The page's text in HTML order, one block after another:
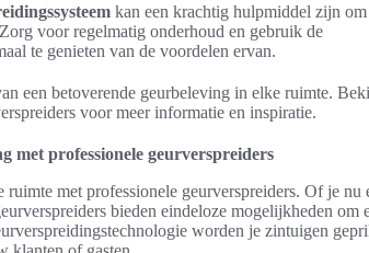
kan een krachtig hulpmiddel zijn om
voor regelmatig onderhoud en gebruik de
te genieten van de voordelen ervan.
een betoverende geurbeleving in elke ruimte.
voor meer informatie en inspiratie.
met professionele geurverspreiders
met professionele geurverspreiders. Of je nu
bieden eindeloze mogelijkheden om
worden je zintuigen